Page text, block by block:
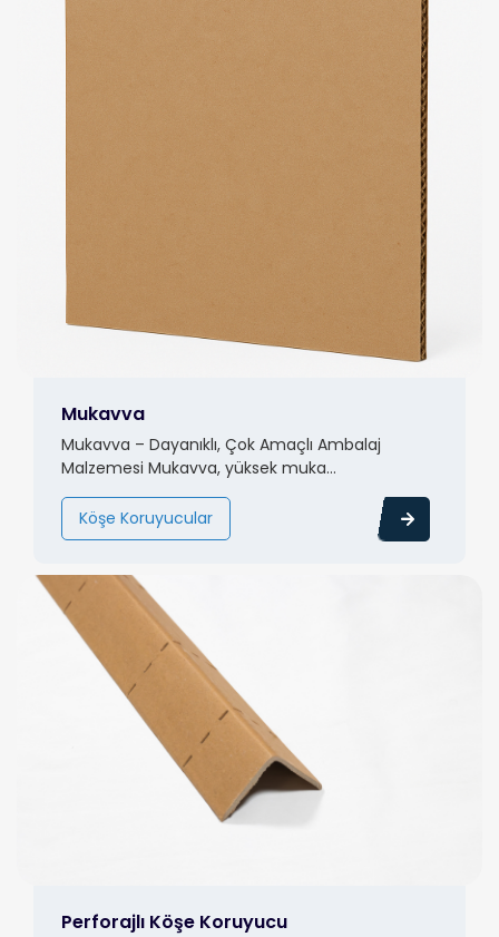
Mukavva
Mukavva – Dayanıklı, Çok Amaçlı Ambalaj
Malzemesi Mukavva, yüksek muka...
Köşe Koruyucular
Perforajlı Köşe Koruyucu